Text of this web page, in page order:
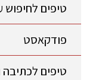
טיפים לחיפוש
פודקאסט
טיפים לכתיבה